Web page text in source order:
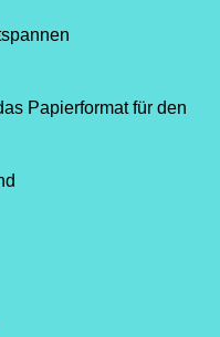
Papierformat für den